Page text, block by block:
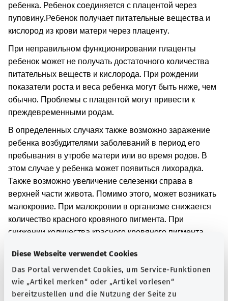
Diese Webseite verwendet Cookies
Das Portal verwendet Cookies, um Service-Funktionen
wie „Artikel merken“ oder „Artikel vorlesen“
bereitzustellen und die Nutzung der Seite zu
ребенка. Ребенок соединяется с плацентой через
пуповину.Ребенок получает питательные вещества и
кислород из крови матери через плаценту.
При неправильном функционировании плаценты
ребенок может не получать достаточного количества
питательных веществ и кислорода. При рождении
показатели роста и веса ребенка могут быть ниже, чем
обычно. Проблемы с плацентой могут привести к
преждевременными родам.
В определенных случаях также возможно заражение
ребенка возбудителями заболеваний в период его
пребывания в утробе матери или во время родов. В
этом случае у ребенка может появиться лихорадка.
Также возможно увеличение селезенки справа в
верхней части живота. Помимо этого, может возникать
малокровие. При малокровии в организме снижается
количество красного кровяного пигмента. При
снижении количества красного кровяного пигмента
кислородом. Если ребенок заразился возбудителями
заболеваний, у него может возникнуть диарея.
Дополнительные обозначения